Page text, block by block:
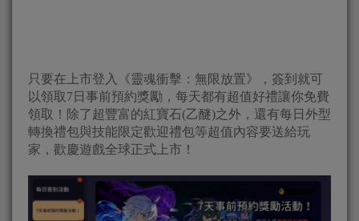
只要在上市登入《靈魂衝擊：無限放置》，簽到就可
以領取7日事前預約獎勵，每天都有超值好禮讓你免費
領取！除了超豐富的紅寶石(乙醚)之外，還有每日外型
轉換禮包與技能限定歡迎禮包等超值內容要送給玩
家，歡慶遊戲全球正式上市！